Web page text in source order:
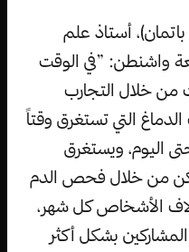
أستاذ علم
واشنطن: ”في الوقت
من خلال التجارب
التي تستغرق وقتاً
اليوم، ويستغرق
من خلال فحص الدم
الأشخاص كل شهر،
بشكل أكثر